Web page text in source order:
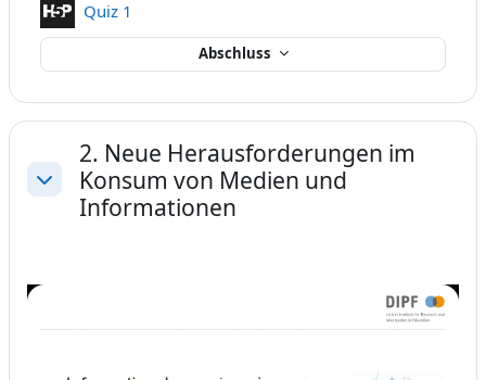
Quiz 1
Abschluss
Einklappen
2. Neue Herausforderungen im
Konsum von Medien und
Informationen